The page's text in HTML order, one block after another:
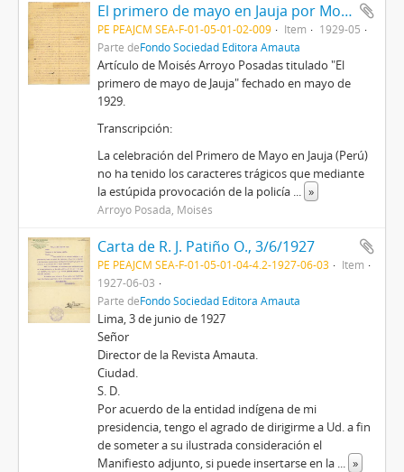
El primero de mayo en Jauja por Moisés Arroyo Posadas, 1929/05
PE PEAJCM SEA-F-01-05-01-02-009 Item
1929-05
Parte deFondo Sociedad Editora Amauta
Artículo de Moisés Arroyo Posadas titulado "El
primero de mayo de Jauja" fechado en mayo de
1929.
Transcripción:
La celebración del Primero de Mayo en Jauja (Perú)
no ha tenido los caracteres trágicos que mediante
la estúpida provocación de la policía ... »
Arroyo Posada, Moisés
Carta de R. J. Patiño O., 3/6/1927
PE PEAJCM SEA-F-01-05-01-04-4.2-1927-06-03
Item
1927-06-03
Parte deFondo Sociedad Editora Amauta
Lima, 3 de junio de 1927
Señor
Director de la Revista Amauta.
Ciudad.
S. D.
Por acuerdo de la entidad indígena de mi
presidencia, tengo el agrado de dirigirme a Ud. a fin
de someter a su ilustrada consideración el
Manifiesto adjunto, si puede insertarse en la ... »